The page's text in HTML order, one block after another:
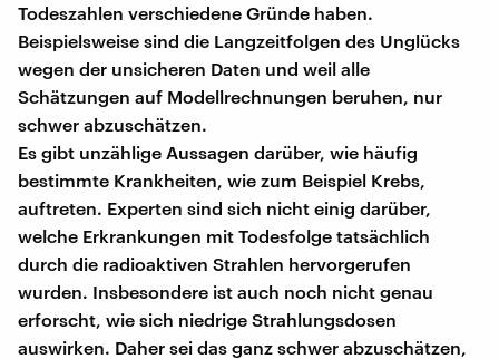
Todeszahlen verschiedene Gründe haben.
Beispielsweise sind die Langzeitfolgen des Unglücks
wegen der unsicheren Daten und weil alle
Schätzungen auf Modellrechnungen beruhen, nur
schwer abzuschätzen.
Es gibt unzählige Aussagen darüber, wie häufig
bestimmte Krankheiten, wie zum Beispiel Krebs,
auftreten. Experten sind sich nicht einig darüber,
welche Erkrankungen mit Todesfolge tatsächlich
durch die radioaktiven Strahlen hervorgerufen
wurden. Insbesondere ist auch noch nicht genau
erforscht, wie sich niedrige Strahlungsdosen
auswirken. Daher sei das ganz schwer abzuschätzen,